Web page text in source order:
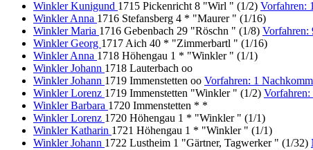
Winkler Kunigund 1715 Pickenricht 8 "Wirl " (1/2) Vorfahren:
Winkler Anna 1716 Stefansberg 4 * "Maurer " (1/16)
Winkler Maria 1716 Gebenbach 29 "Röschn " (1/8) Vorfahren:
Winkler Georg 1717 Aich 40 * "Zimmerbartl " (1/16)
Winkler Anna 1718 Höhengau 1 * "Winkler " (1/1)
Winkler Johann 1718 Lauterbach oo
Winkler Johann 1719 Immenstetten oo Vorfahren: 1
Winkler Lorenz 1719 Immenstetten "Winkler " (1/2)
Winkler Barbara 1720 Immenstetten * *
Winkler Lorenz 1720 Höhengau 1 * "Winkler " (1/1)
Winkler Katharin 1721 Höhengau 1 * "Winkler " (1/1)
Winkler Johann 1722 Lustheim 1 "Gärtner, Tagwerker " (1/32)